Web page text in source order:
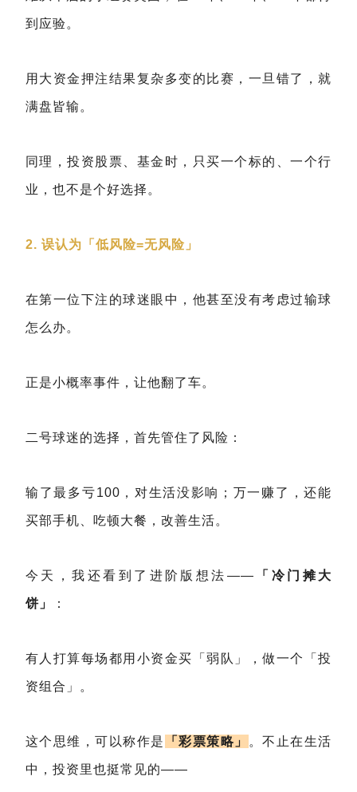
到应验。
用大资金押注结果复杂多变的比赛，一旦错了，就
满盘皆输。
同理，投资股票、基金时，只买一个标的、一个行
业，也不是个好选择。
2. 误认为「低风险=无风险」
在第一位下注的球迷眼中，他甚至没有考虑过输球
怎么办。
正是小概率事件，让他翻了车。
二号球迷的选择，首先管住了风险：
输了最多亏100，对生活没影响；万一赚了，还能
买部手机、吃顿大餐，改善生活。
今天，我还看到了进阶版想法—— 「冷门摊大
饼」 ：
有人打算每场都用小资金买「弱队」，做一个「投
资组合」。
这个思维，可以称作是 「彩票策略」 。不止在生活
中，投资里也挺常见的——